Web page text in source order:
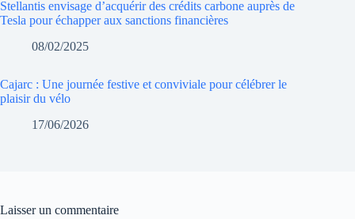
Stellantis envisage d’acquérir des crédits carbone auprès de
Tesla pour échapper aux sanctions financières
08/02/2025
Cajarc : Une journée festive et conviviale pour célébrer le
plaisir du vélo
17/06/2026
Laisser un commentaire